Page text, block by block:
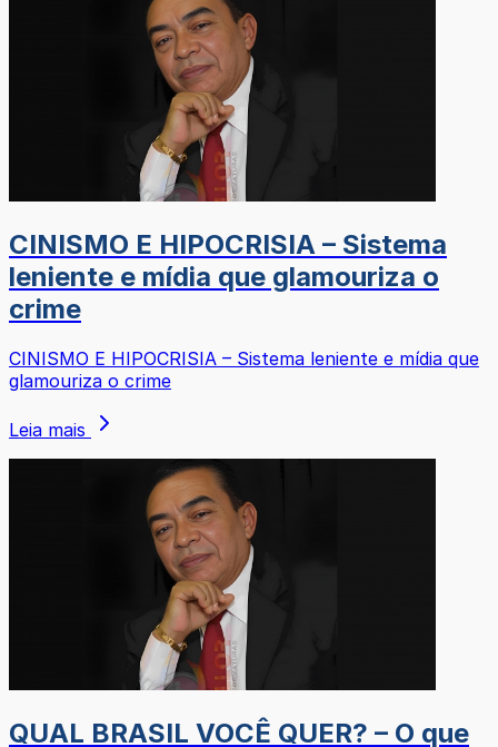
CINISMO E HIPOCRISIA – Sistema
leniente e mídia que glamouriza o
crime
CINISMO E HIPOCRISIA – Sistema leniente e mídia que
glamouriza o crime
Leia mais
QUAL BRASIL VOCÊ QUER? – O que